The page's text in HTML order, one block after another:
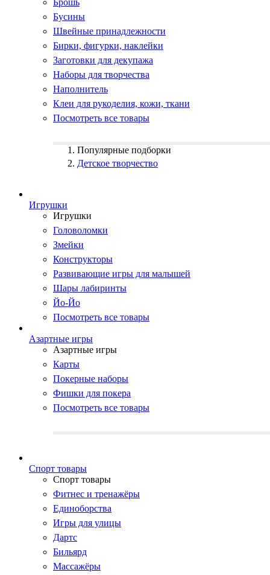
Брошь
Бусины
Швейные принадлежности
Бирки, фигурки, наклейки
Заготовки для декупажа
Наборы для творчества
Наполнитель
Клеи для рукоделия, кожи, ткани
Посмотреть все товары
Популярные подборки
Детское творчество
Игрушки
Игрушки
Головоломки
Змейки
Конструкторы
Развивающие игры для малышей
Шары лабиринты
Йо-Йо
Посмотреть все товары
Азартные игры
Азартные игры
Карты
Покерные наборы
Фишки для покера
Посмотреть все товары
Cпорт товары
Cпорт товары
Фитнес и тренажёры
Единоборства
Игры для улицы
Дартс
Бильярд
Массажёры